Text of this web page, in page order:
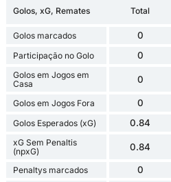
Golos, xG, Remates Total
Golos marcados 0
Participação no Golo 0
Golos em Jogos em
Casa
0
Golos em Jogos Fora 0
Golos Esperados (xG) 0.84
xG Sem Penaltis
(npxG)
0.84
Penaltys marcados 0